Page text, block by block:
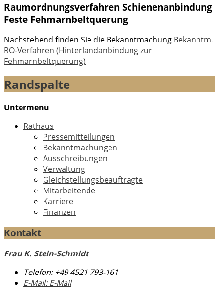
Raumordnungsverfahren Schienenanbindung
Feste Fehmarnbeltquerung
Nachstehend finden Sie die Bekanntmachung Bekanntm.
RO-Verfahren (Hinterlandanbindung zur
Fehmarnbeltquerung)
Randspalte
Untermenü
Rathaus
Pressemitteilungen
Bekanntmachungen
Ausschreibungen
Verwaltung
Gleichstellungsbeauftragte
Mitarbeitende
Karriere
Finanzen
Kontakt
Frau K. Stein-Schmidt
Telefon: +49 4521 793-161
E-Mail:E-Mail